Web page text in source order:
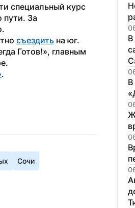
специальный курс
пути. За
съездить на юг.
Готов!», главным
.
Сочи
В
В